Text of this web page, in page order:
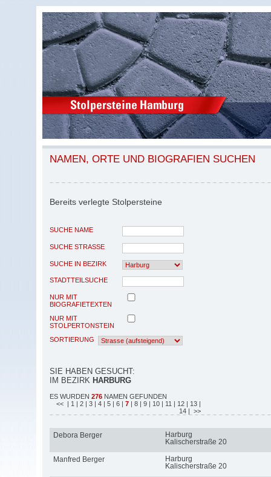
NAMEN, ORTE UND BIOGRAFIEN SUCHEN
Bereits verlegte Stolpersteine
SUCHE NAME
SUCHE STRASSE
SUCHE IN BEZIRK
STADTTEILSUCHE
NUR MIT
BIOGRAFIETEXTEN
NUR MIT
STOLPERTONSTEIN
SORTIERUNG
SIE HABEN GESUCHT:
IM BEZIRK HARBURG
ES WURDEN 276 NAMEN GEFUNDEN
<< | 1 | 2 | 3 | 4 | 5 | 6 | 7 | 8 | 9 | 10 | 11 | 12 | 13 |
14 | >>
Debora Berger
Harburg
Kalischerstraße 20
Manfred Berger
Harburg
Kalischerstraße 20